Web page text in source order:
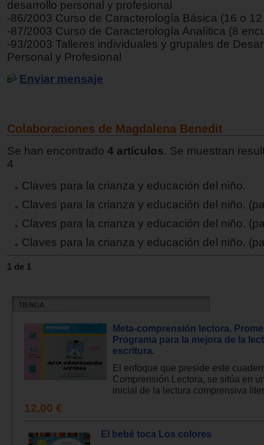
desarrollo personal y profesional
-86/2003 Curso de Caracterología Básica (16 o
-87/2003 Curso de Caracterología Analítica (8
-93/2003 Talleres individuales y grupales de
Personal y Profesional
Enviar mensaje
Colaboraciones de Magdalena Benedit
Se han encontrado 4 artículos. Se muestran
4
Claves para la crianza y educación del niño.
Claves para la crianza y educación del niño.
Claves para la crianza y educación del niño.
Claves para la crianza y educación del niño.
1 de 1
Meta-comprensión lectora.
Programa para la mejora de la
escritura.
El enfoque que preside este
Comprensión Lectora, se sitúa en
inicial de la lectura comprensiva
12.00 €
El bebé toca Los colores